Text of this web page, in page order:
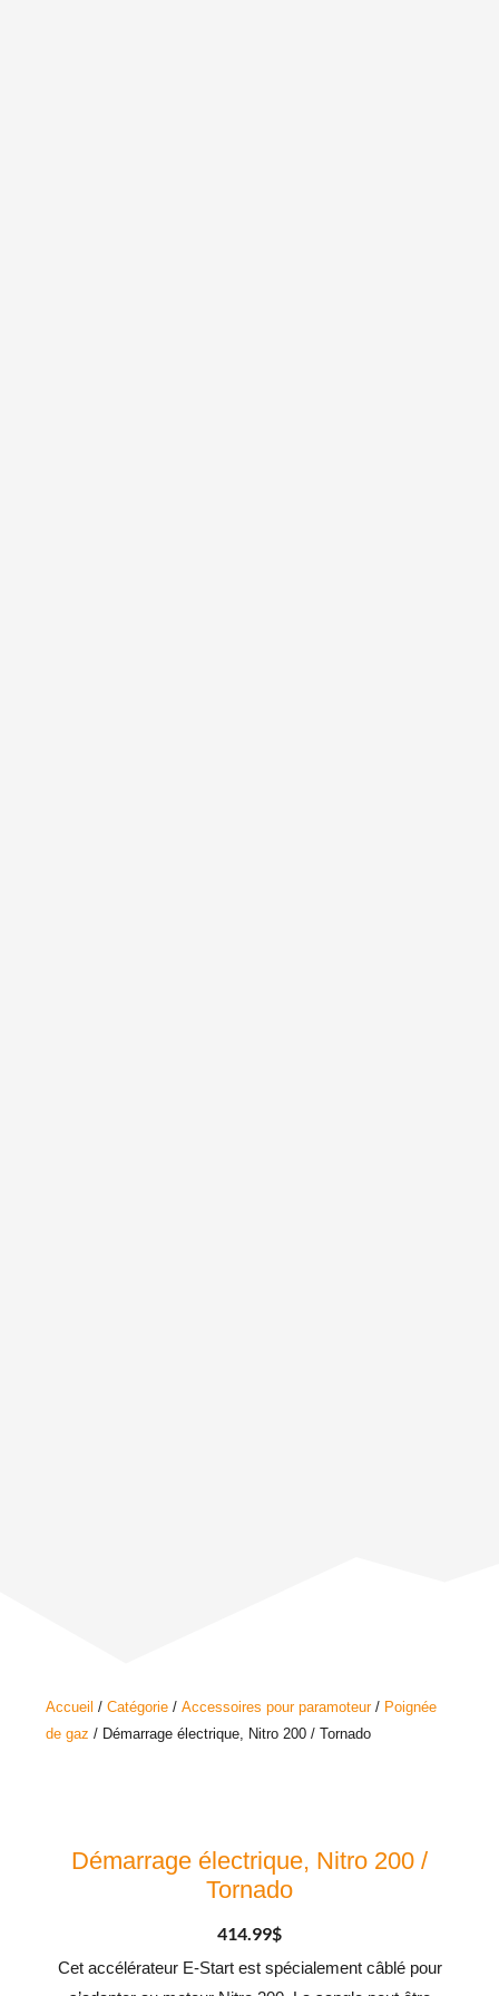
Accueil /Catégorie /Accessoires pour paramoteur/ Poignée
de gaz / Démarrage électrique, Nitro 200 / Tornado
Démarrage électrique, Nitro 200 /
Tornado
414.99$
Cet accélérateur E-Start est spécialement câblé pour